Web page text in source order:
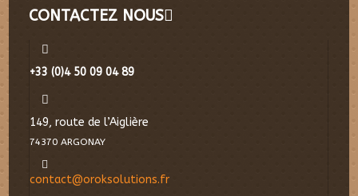
CONTACTEZ NOUS
+33 (0)4 50 09 04 89
149, route de l’Aiglière
74370 ARGONAY
contact@oroksolutions.fr